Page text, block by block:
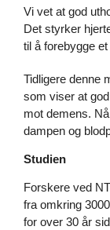
Vi vet at god
Det styrker
til å forebygge
Tidligere denne
som viser at
mot demens.
dampen og
Studien
Forskere ved
fra omkring
for over 30 år